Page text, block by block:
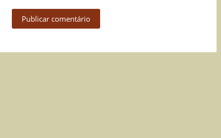
Publicar comentário